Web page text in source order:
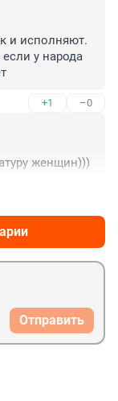
и исполняют.
у народа
+1 –0
женщин)))
Отправить